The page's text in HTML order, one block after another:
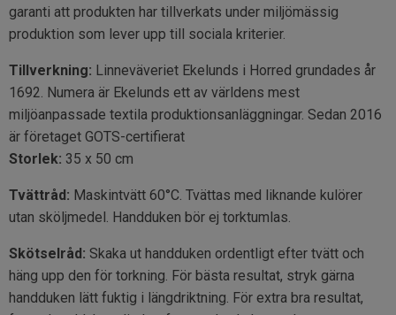
garanti att produkten har tillverkats under miljömässig
produktion som lever upp till sociala kriterier.
Tillverkning: Linneväveriet Ekelunds i Horred grundades år
1692. Numera är Ekelunds ett av världens mest
miljöanpassade textila produktionsanläggningar. Sedan 2016
är företaget GOTS-certifierat
Storlek: 35 x 50 cm
Tvättråd: Maskintvätt 60°C. Tvättas med liknande kulörer
utan sköljmedel. Handduken bör ej torktumlas.
Skötselråd: Skaka ut handduken ordentligt efter tvätt och
häng upp den för torkning. För bästa resultat, stryk gärna
handduken lätt fuktig i längdriktning. För extra bra resultat,